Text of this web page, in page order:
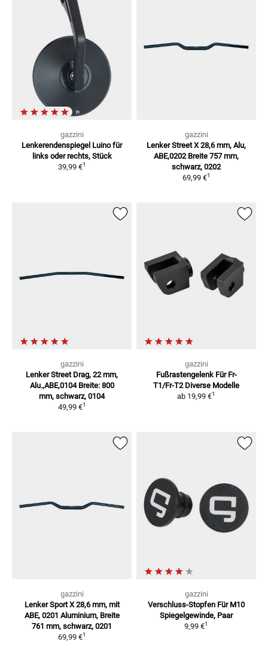
gazzini
Lenkerendenspiegel Luino für
links oder rechts, Stück
39,99 €1
gazzini
Lenker Street X 28,6 mm, Alu,
ABE,0202 Breite 757 mm,
schwarz, 0202
69,99 €1
gazzini
Lenker Street Drag, 22 mm,
Alu.,ABE,0104 Breite: 800
mm, schwarz, 0104
49,99 €1
gazzini
Fußrastengelenk Für Fr-
T1/Fr-T2 Diverse Modelle
ab 19,99 €1
gazzini
Lenker Sport X 28,6 mm, mit
ABE, 0201 Aluminium, Breite
761 mm, schwarz, 0201
69,99 €1
gazzini
Verschluss-Stopfen Für M10
Spiegelgewinde, Paar
9,99 €1